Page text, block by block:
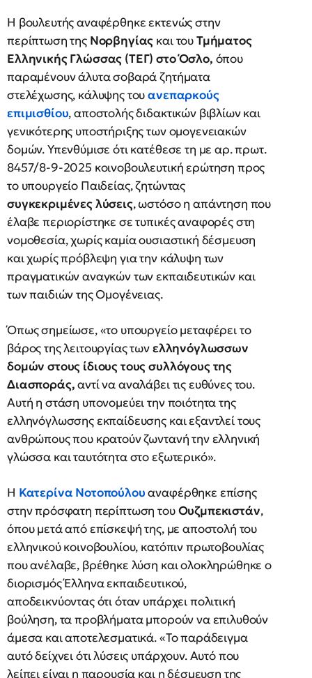
Η βουλευτής αναφέρθηκε εκτενώς στην
περίπτωση της Νορβηγίας και τουΤμήματος
Ελληνικής Γλώσσας (ΤΕΓ) στο Όσλο, όπου
παραμένουν άλυτα σοβαρά ζητήματα
στελέχωσης, κάλυψης τουανεπαρκούς
επιμισθίου, αποστολής διδακτικών βιβλίων και
γενικότερης υποστήριξης των ομογενειακών
δομών. Υπενθύμισε ότι κατέθεσε τη με αρ. πρωτ.
8457/8-9-2025 κοινοβουλευτική ερώτηση προς
το υπουργείο Παιδείας, ζητώντας
συγκεκριμένες λύσεις, ωστόσο η απάντηση που
έλαβε περιορίστηκε σε τυπικές αναφορές στη
νομοθεσία, χωρίς καμία ουσιαστική δέσμευση
και χωρίς πρόβλεψη για την κάλυψη των
πραγματικών αναγκών των εκπαιδευτικών και
των παιδιών της Ομογένειας.
Όπως σημείωσε, «το υπουργείο μεταφέρει το
βάρος της λειτουργίας τωνελληνόγλωσσων
δομών στους ίδιους τους συλλόγους της
Διασποράς,αντί να αναλάβει τις ευθύνες του.
Αυτή η στάση υπονομεύει την ποιότητα της
ελληνόγλωσσης εκπαίδευσης και εξαντλεί τους
ανθρώπους που κρατούν ζωντανή την ελληνική
γλώσσα και ταυτότητα στο εξωτερικό».
Η Κατερίνα Νοτοπούλουαναφέρθηκε επίσης
στην πρόσφατη περίπτωση τουΟυζμπεκιστάν,
όπου μετά από επίσκεψή της, με αποστολή του
ελληνικού κοινοβουλίου, κατόπιν πρωτοβουλίας
που ανέλαβε, βρέθηκε λύση και ολοκληρώθηκε ο
διορισμός Έλληνα εκπαιδευτικού,
αποδεικνύοντας ότι όταν υπάρχει πολιτική
βούληση, τα προβλήματα μπορούν να επιλυθούν
άμεσα και αποτελεσματικά. «Το παράδειγμα
αυτό δείχνει ότι λύσεις υπάρχουν. Αυτό που
λείπει είναι η παρουσία και η δέσμευση της